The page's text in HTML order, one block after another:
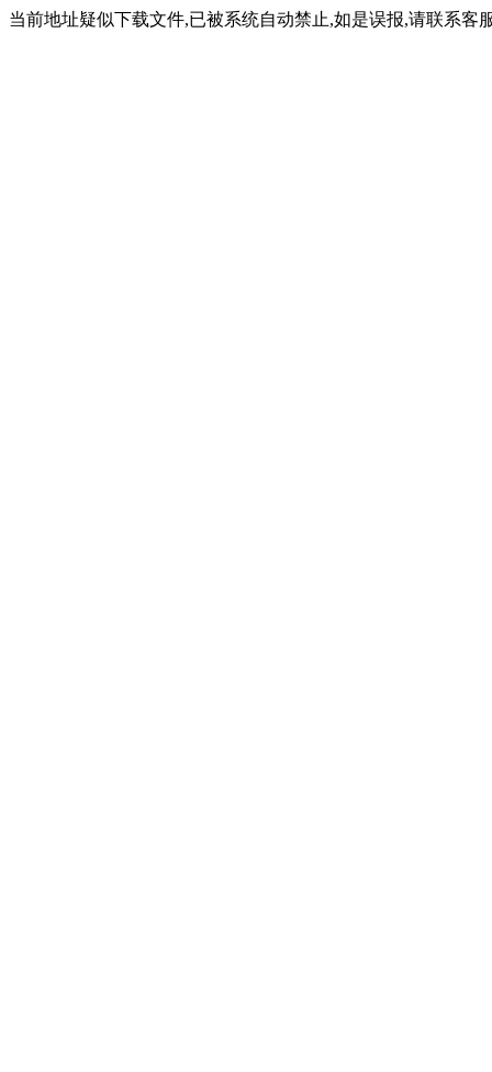
当前地址疑似下载文件,已被系统自动禁止,如是误报,请联系客